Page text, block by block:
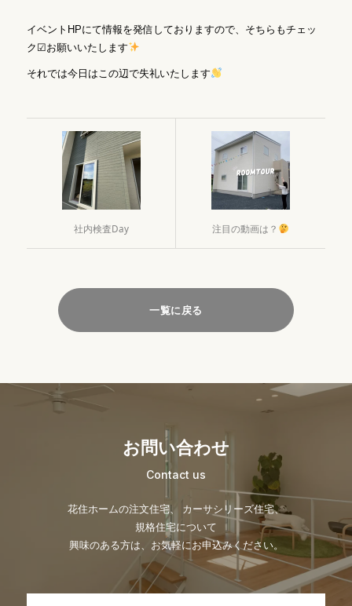
イベントHPにて情報を発信しておりますので、そちらもチェッ
ク☑お願いいたします
それでは今日はこの辺で失礼いたします
社内検査Day 注目の動画は？
一覧に戻る
お問い合わせ
Contact us
花住ホームの注文住宅、 カーサシリーズ住宅、
規格住宅について
興味のある方は、お気軽にお申込みください。